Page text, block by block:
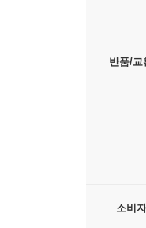
반품/교
소비